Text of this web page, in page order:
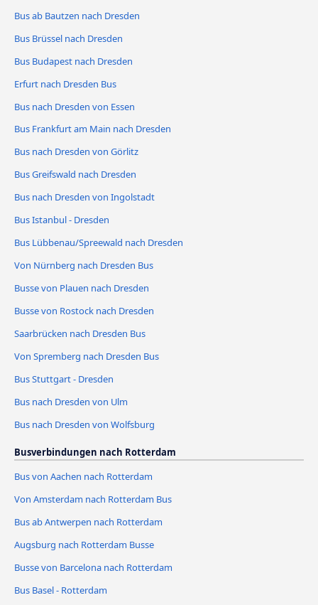
Bus ab Bautzen nach Dresden
Bus Brüssel nach Dresden
Bus Budapest nach Dresden
Erfurt nach Dresden Bus
Bus nach Dresden von Essen
Bus Frankfurt am Main nach Dresden
Bus nach Dresden von Görlitz
Bus Greifswald nach Dresden
Bus nach Dresden von Ingolstadt
Bus Istanbul - Dresden
Bus Lübbenau/Spreewald nach Dresden
Von Nürnberg nach Dresden Bus
Busse von Plauen nach Dresden
Busse von Rostock nach Dresden
Saarbrücken nach Dresden Bus
Von Spremberg nach Dresden Bus
Bus Stuttgart - Dresden
Bus nach Dresden von Ulm
Bus nach Dresden von Wolfsburg
Busverbindungen nach Rotterdam
Bus von Aachen nach Rotterdam
Von Amsterdam nach Rotterdam Bus
Bus ab Antwerpen nach Rotterdam
Augsburg nach Rotterdam Busse
Busse von Barcelona nach Rotterdam
Bus Basel - Rotterdam